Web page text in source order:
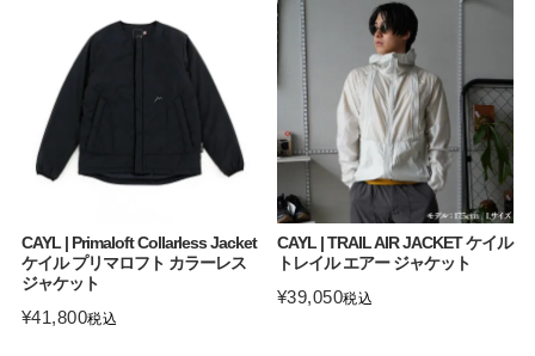
CAYL | Primaloft Collarless Jacket
ケイル プリマロフト カラーレス
ジャケット
¥41,800税込
CAYL | TRAIL AIR JACKET ケイル
トレイル エアー ジャケット
¥39,050税込